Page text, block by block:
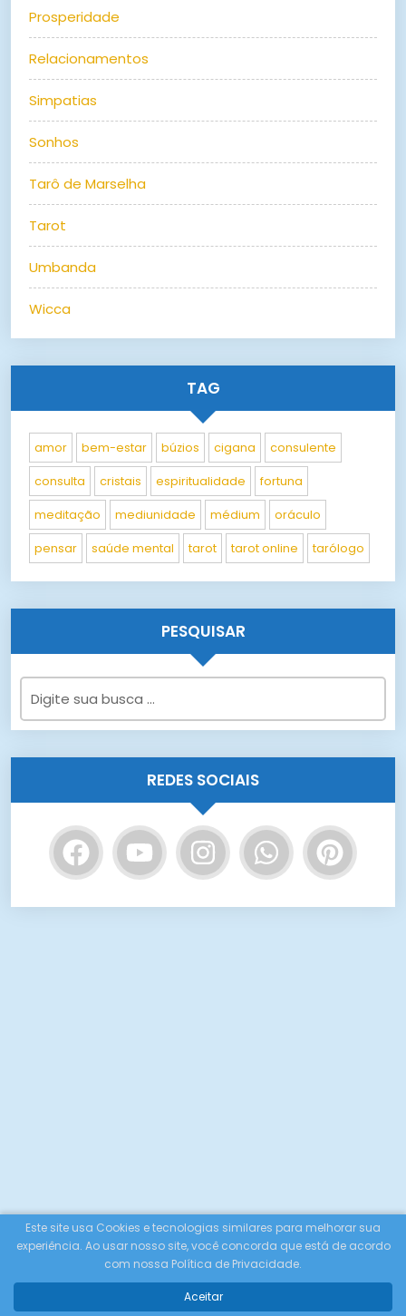
Prosperidade
Relacionamentos
Simpatias
Sonhos
Tarô de Marselha
Tarot
Umbanda
Wicca
TAG
amor bem-estar búzios cigana consulente
consulta cristais espiritualidade fortuna
meditação mediunidade médium oráculo
pensar saúde mental tarot tarot online tarólogo
PESQUISAR
REDES SOCIAIS
Este site usa Cookies e tecnologias similares para melhorar sua
experiência. Ao usar nosso site, você concorda que está de acordo
com nossa Política de Privacidade.
Aceitar